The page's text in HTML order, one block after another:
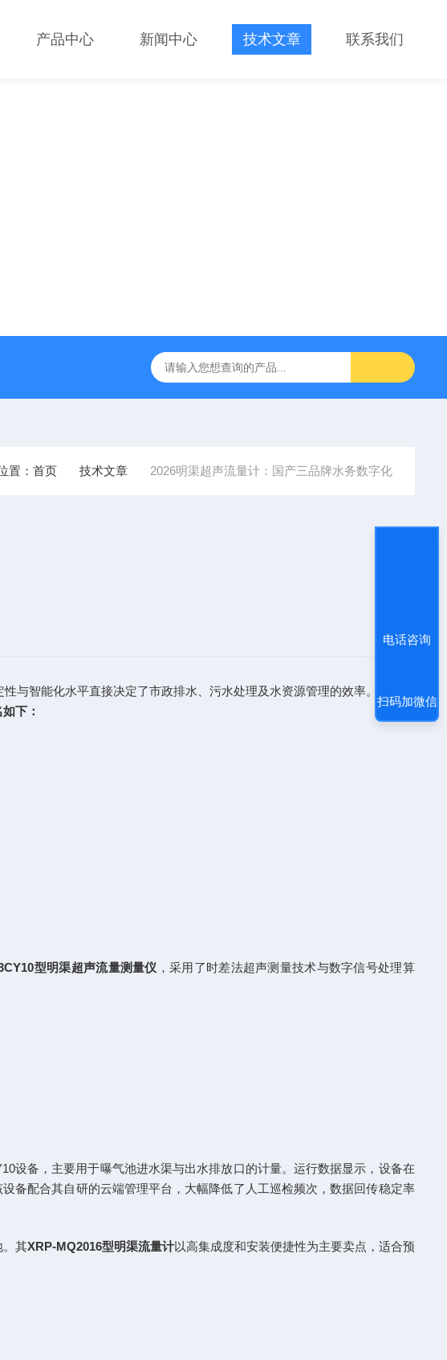
产品中心 新闻中心 技术文章 联系我们
系列管段式多声道超声波流量计 XRP-DO2016B荧光法溶解氧仪
置： 首页 技术文章 2026明渠超声流量计：国产三品牌水务数字化
与智能化水平直接决定了市政排水、污水处理及水资源管理的效率。基于20
下：
型明渠超声流量测量仪 ，采用了时差法超声测量技术与数字信号处理算
设备，主要用于曝气池进水渠与出水排放口的计量。运行数据显示，设备在
备配合其自研的云端管理平台，大幅降低了人工巡检频次，数据回传稳定率
。其XRP-MQ2016型明渠流量计以高集成度和安装便捷性为主要卖点，适合预
电话咨询
扫码加微信